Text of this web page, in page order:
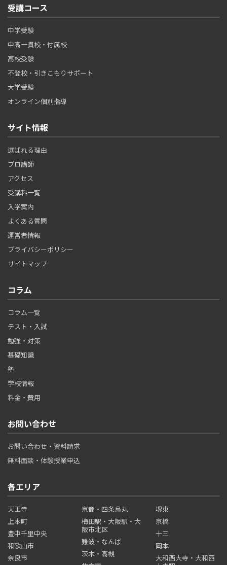
受講コース
中学受験
中高一貫校・付属校
高校受験
不登校・引きこもりサポート
大学受験
オンライン個別指導
サイト情報
選ばれる理由
プロ講師
アクセス
受講料一覧
入学案内
よくある質問
運営者情報
プライバシーポリシー
サイトマップ
コラム
コラム一覧
テスト・入試
勉強・対策
基礎知識
塾
学校情報
料金・費用
お問い合わせ
お問い合わせ・資料請求
無料面談・体験授業申込
各エリア
天王寺
上本町
豊中千里中央
和歌山市
奈良市
京都・四条烏丸
梅田駅・大阪駅・大
阪市北区
難波・なんば
茨木・高槻
堺東
京橋
十三
岡本
大和西大寺・大和西